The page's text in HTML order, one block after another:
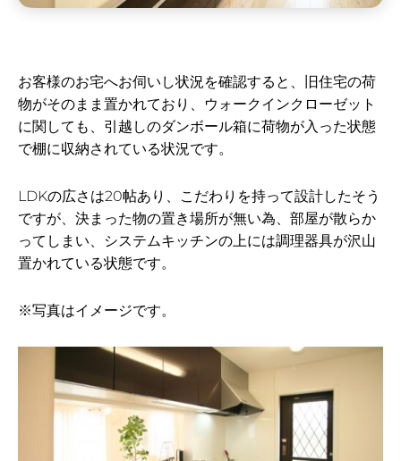
お客様のお宅へお伺いし状況を確認すると、旧住宅の荷
物がそのまま置かれており、ウォークインクローゼット
に関しても、引越しのダンボール箱に荷物が入った状態
で棚に収納されている状況です。
LDKの広さは20帖あり、こだわりを持って設計したそう
ですが、決まった物の置き場所が無い為、部屋が散らか
ってしまい、システムキッチンの上には調理器具が沢山
置かれている状態です。
※写真はイメージです。